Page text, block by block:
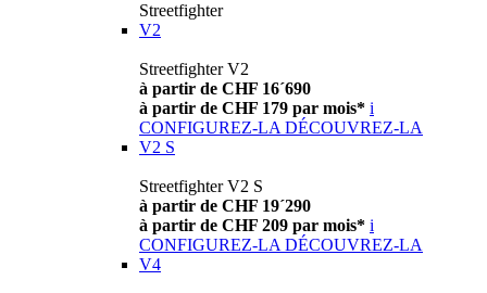
Streetfighter
V2
Streetfighter V2
à partir de CHF 16´690
à partir de CHF 179 par mois* i
CONFIGUREZ-LA DÉCOUVREZ-LA
V2 S
Streetfighter V2 S
à partir de CHF 19´290
à partir de CHF 209 par mois* i
CONFIGUREZ-LA DÉCOUVREZ-LA
V4